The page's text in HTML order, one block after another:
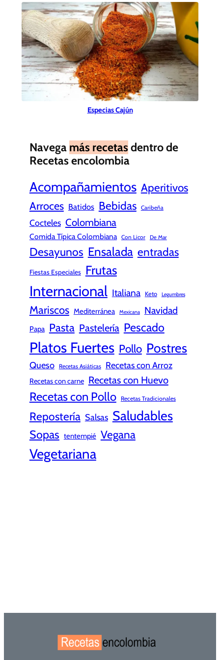
Especias Cajún
Navega más recetasdentro de
Recetas encolombia
Acompañamientos Aperitivos
Arroces Batidos Bebidas Caribeña
Cocteles Colombiana
Comida Típica Colombiana Con Licor De Mar
Desayunos Ensalada entradas
Fiestas Especiales Frutas
Internacional Italiana Keto Legumbres
Mariscos Mediterránea Mexicana Navidad
Papa Pasta Pastelería Pescado
Platos Fuertes Pollo Postres
Queso Recetas Asiáticas Recetas con Arroz
Recetas con carne Recetas con Huevo
Recetas con Pollo Recetas Tradicionales
Repostería Salsas Saludables
Sopas tentempié Vegana
Vegetariana